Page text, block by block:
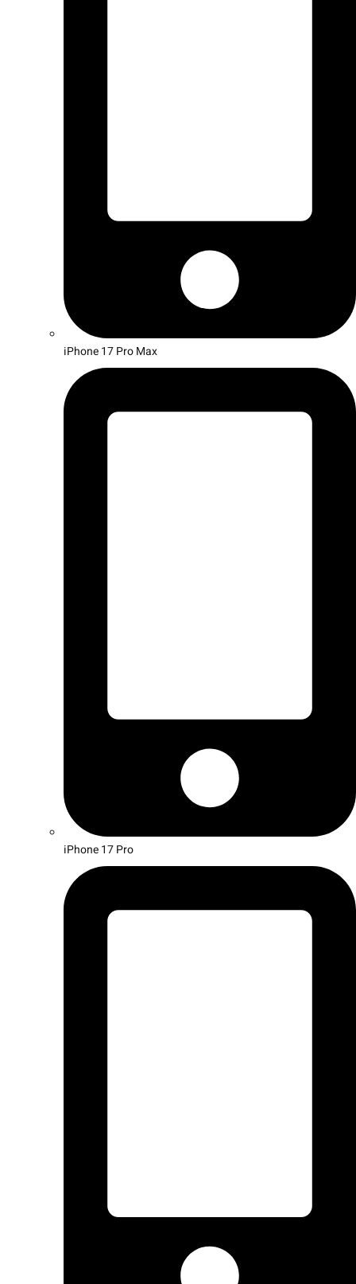
iPhone 17 Pro Max
iPhone 17 Pro